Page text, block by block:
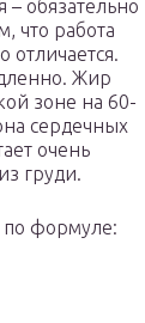
– обязательно
что работа
отличается.
Жир
зоне на 60-
сердечных
очень
груди.
по формуле: